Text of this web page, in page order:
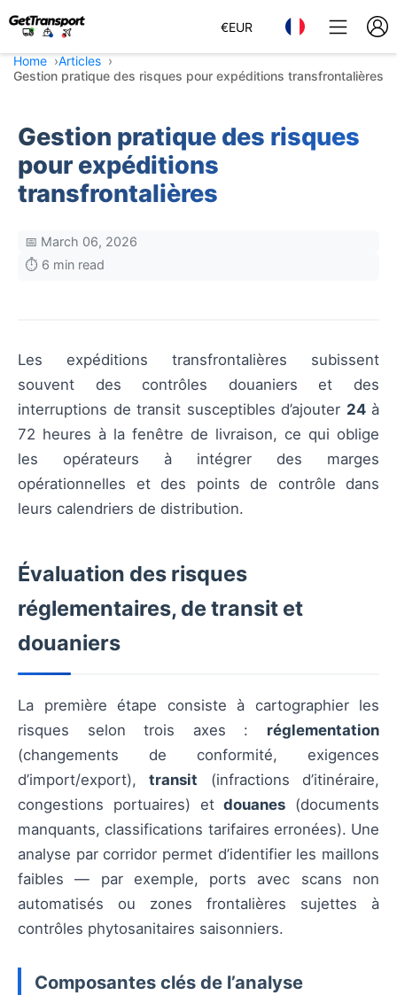
€EUR
Home
Articles
Gestion pratique des risques pour expéditions transfrontalières
Gestion pratique des risques
pour expéditions
transfrontalières
📅 March 06, 2026
⏱️ 6 min read
Les expéditions transfrontalières subissent
souvent des contrôles douaniers et des
interruptions de transit susceptibles d’ajouter 24à
72 heures à la fenêtre de livraison, ce qui oblige
les opérateurs à intégrer des marges
opérationnelles et des points de contrôle dans
leurs calendriers de distribution.
Évaluation des risques
réglementaires, de transit et
douaniers
La première étape consiste à cartographier les
risques selon trois axes : réglementation
(changements de conformité, exigences
d’import/export),transit (infractions d’itinéraire,
congestions portuaires) etdouanes (documents
manquants, classifications tarifaires erronées). Une
analyse par corridor permet d’identifier les maillons
faibles — par exemple, ports avec scans non
automatisés ou zones frontalières sujettes à
contrôles phytosanitaires saisonniers.
Composantes clés de l’analyse